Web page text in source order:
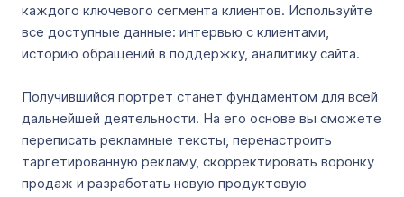
каждого ключевого сегмента клиентов. Используйте
все доступные данные: интервью с клиентами,
историю обращений в поддержку, аналитику сайта.
Получившийся портрет станет фундаментом для всей
дальнейшей деятельности. На его основе вы сможете
переписать рекламные тексты, перенастроить
таргетированную рекламу, скорректировать воронку
продаж и разработать новую продуктовую